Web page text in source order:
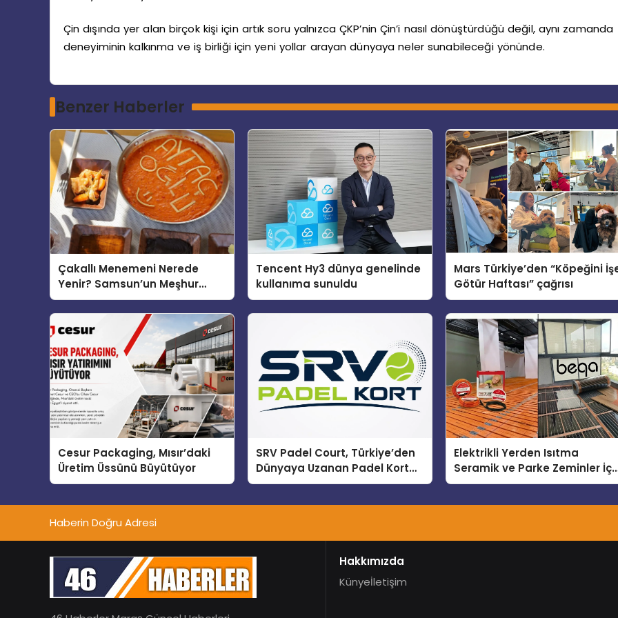
Çin dışında yer alan birçok kişi için artık soru yalnızca ÇKP’nin Çin’i nasıl dönüştürdüğü değil, aynı zamanda
deneyiminin kalkınma ve iş birliği için yeni yollar arayan dünyaya neler sunabileceği yönünde.
Benzer Haberler
Çakallı Menemeni Nerede
Yenir? Samsun’un Meşhur
Lezzet Durakları
Tencent Hy3 dünya genelinde
kullanıma sunuldu
Mars Türkiye’den “Köpeğini
Götür Haftası” çağrısı
Cesur Packaging, Mısır’daki
Üretim Üssünü Büyütüyor
SRV Padel Court, Türkiye’den
Dünyaya Uzanan Padel Kort
Üretiminde Güvenin Adresi
Elektrikli Yerden Isıtma
Seramik ve Parke Zeminler
En Verimli Çözümler
Haberin Doğru Adresi
Hakkımızda
Künyeİletişim